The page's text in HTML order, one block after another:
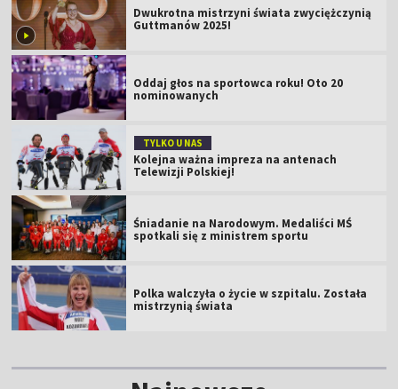
Dwukrotna mistrzyni świata zwyciężczynią
Guttmanów 2025!
Oddaj głos na sportowca roku! Oto 20
nominowanych
TYLKO U NAS
Kolejna ważna impreza na antenach
Telewizji Polskiej!
Śniadanie na Narodowym. Medaliści MŚ
spotkali się z ministrem sportu
Polka walczyła o życie w szpitalu. Została
mistrzynią świata